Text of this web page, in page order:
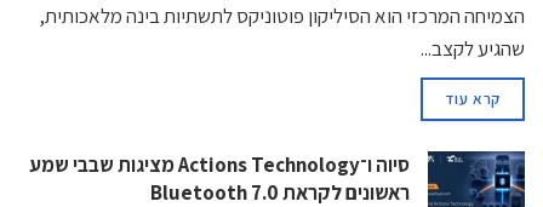
הצמיחה המרכזי הוא הסיליקון פוטוניקס לתשתיות בינה מלאכותית,
שהגיע לקצב...
קרא עוד
סיוה ו־Actions Technology מציגות שבבי שמע
ראשונים לקראת Bluetooth 7.0